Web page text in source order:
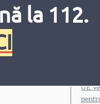
Fonturi
la 112.Vezi
UE